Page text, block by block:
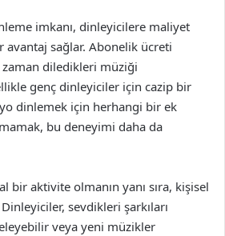
imkanı, dinleyicilere maliyet
avantaj sağlar. Abonelik ücreti
diledikleri müziği
genç dinleyiciler için cazip bir
dinlemek için herhangi bir ek
bu deneyimi daha da
bir aktivite olmanın yanı sıra, kişisel
sevdikleri şarkıları
veya yeni müzikler